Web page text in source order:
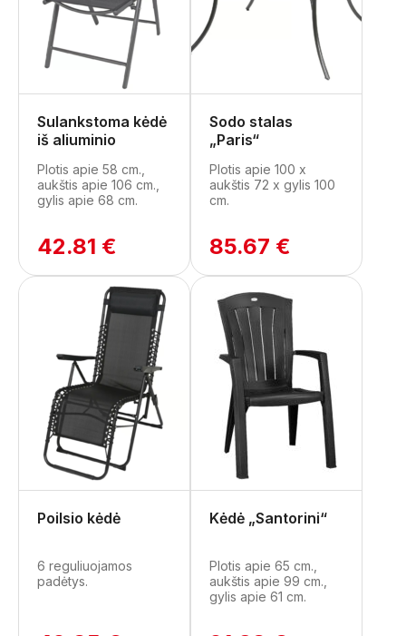
Sulankstoma kėdė
iš aliuminio
Plotis apie 58 cm.,
aukštis apie 106 cm.,
gylis apie 68 cm.
42.81 €
Sodo stalas
„Paris“
Plotis apie 100 x
aukštis 72 x gylis 100
cm.
85.67 €
Poilsio kėdė
6 reguliuojamos
padėtys.
Kėdė „Santorini“
Plotis apie 65 cm.,
aukštis apie 99 cm.,
gylis apie 61 cm.